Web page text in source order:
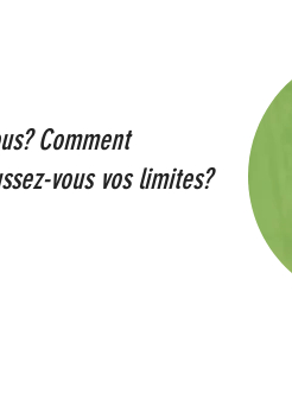
Comment
vous vos limites?